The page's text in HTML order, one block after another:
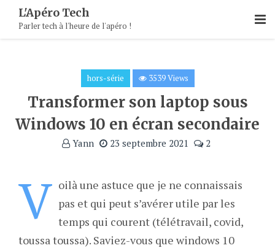
Content
L'Apéro Tech
Parler tech à l'heure de l'apéro !
hors-série 3539 Views
Transformer son laptop sous
Windows 10 en écran secondaire
Yann 23 septembre 2021 2
V oilà une astuce que je ne connaissais
pas et qui peut s’avérer utile par les
temps qui courent (télétravail, covid,
toussa toussa). Saviez-vous que windows 10